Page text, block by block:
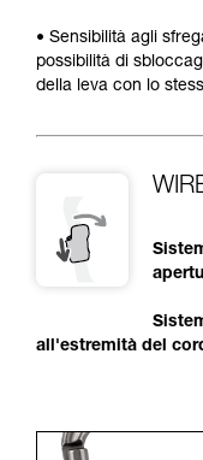
• Sensibilità agli
possibilità di
della leva con lo
all'estremità del